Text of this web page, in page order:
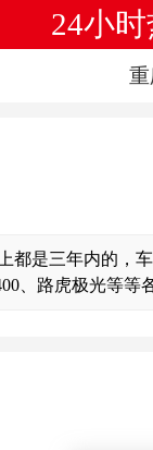
24小
都是三年内的，
、路虎极光等等